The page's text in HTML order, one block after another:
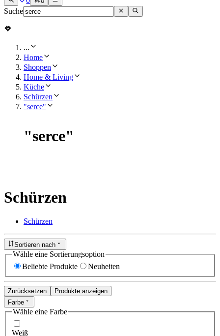
Suche
...
Home
Shoppen
Home & Living
Küche
Schürzen
"serce"
"serce"
Schürzen
Schürzen
Sortieren nach
Wähle eine Sortierungsoption
Beliebte Produkte
Neuheiten
Zurücksetzen
Produkte anzeigen
Farbe
Wähle eine Farbe
Weiß